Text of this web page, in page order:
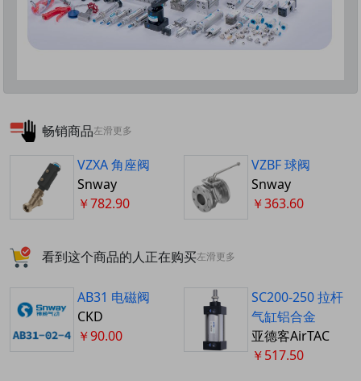
畅销商品左滑更多
VZXA 角座阀
Snway
￥782.90
VZBF 球阀
Snway
￥363.60
看到这个商品的人正在购买左滑更多
AB31 电磁阀
CKD
￥90.00
SC200-250 拉杆
气缸铝合金
亚德客AirTAC
￥517.50